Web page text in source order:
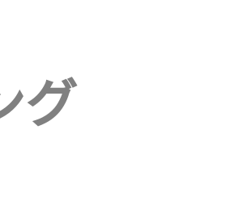
グ